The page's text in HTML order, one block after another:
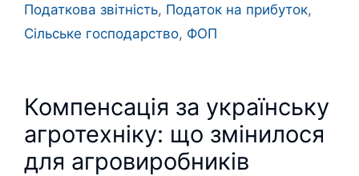
Податкова звітність, Податок на прибуток,
Сільське господарство, ФОП
Компенсація за українську
агротехніку: що змінилося
для агровиробників